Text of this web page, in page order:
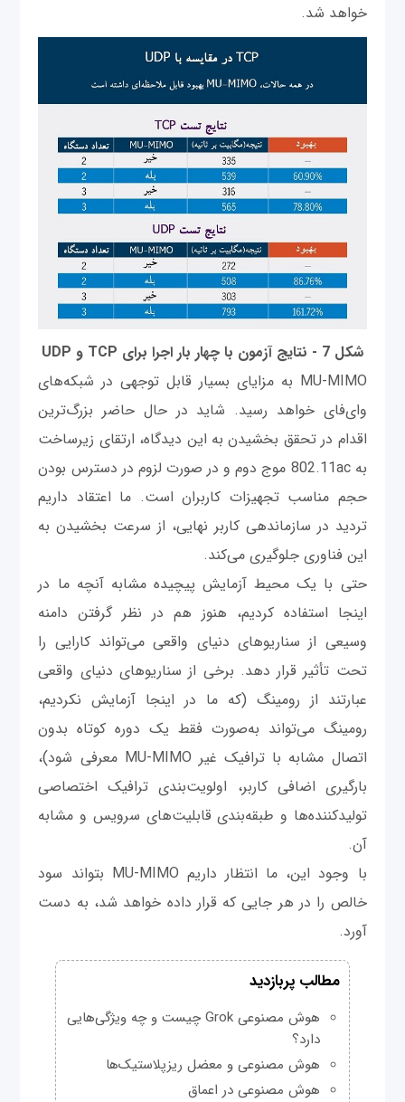
خواهد شد.
شکل 7 - نتایج آزمون با چهار بار اجرا برای TCP و UDP
MU-MIMO به مزایای بسیار قابل توجهی در شبکه‌های
وای‌فای خواهد رسید. شاید در حال حاضر بزرگ‌ترین
اقدام در تحقق بخشیدن به این دیدگاه، ارتقای زیرساخت
به 802.11ac موج دوم و در صورت لزوم در دسترس بودن
حجم مناسب تجهیزات کاربران است. ما اعتقاد داریم
تردید در سازماندهی کاربر نهایی، از سرعت بخشیدن به
این فناوری جلوگیری می‌کند.
حتی با یک محیط آزمایش پیچیده مشابه آنچه ما در
اینجا استفاده کردیم، هنوز هم در نظر گرفتن دامنه
وسیعی از سناریوهای دنیای واقعی می‌تواند کارایی را
تحت تأثیر قرار دهد. برخی از سناریوهای دنیای واقعی
عبارتند از رومینگ (که ما در اینجا آزمایش نکردیم،
رومینگ می‌تواند به‌صورت فقط یک دوره کوتاه بدون
اتصال مشابه با ترافیک غیر MU-MIMO معرفی شود)،
بارگیری اضافی کاربر، اولویت‌بندی ترافیک اختصاصی
تولیدکننده‌ها و طبقه‌بندی قابلیت‌های سرویس و مشابه
آن.
با وجود این، ما انتظار داریم MU-MIMO بتواند سود
خالص را در هر جایی که قرار داده خواهد شد، به دست
آورد.
مطالب پربازدید
هوش مصنوعی Grok چیست و چه ویژگی‌هایی
دارد؟
هوش مصنوعی و معضل ریزپلاستیک‌ها
هوش مصنوعی در اعماق